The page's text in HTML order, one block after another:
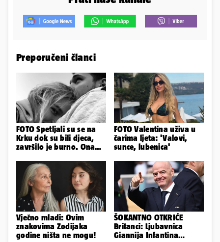
Preporučeni članci
FOTO Spetljali su se na
Krku dok su bili djeca,
završilo je burno. Ona
FOTO Valentina uživa u
čarima ljeta: 'Valovi,
sunce, lubenica'
Vječno mladi: Ovim
znakovima Zodijaka
godine ništa ne mogu!
ŠOKANTNO OTKRIĆE
Britanci: Ljubavnica
Giannija Infantina